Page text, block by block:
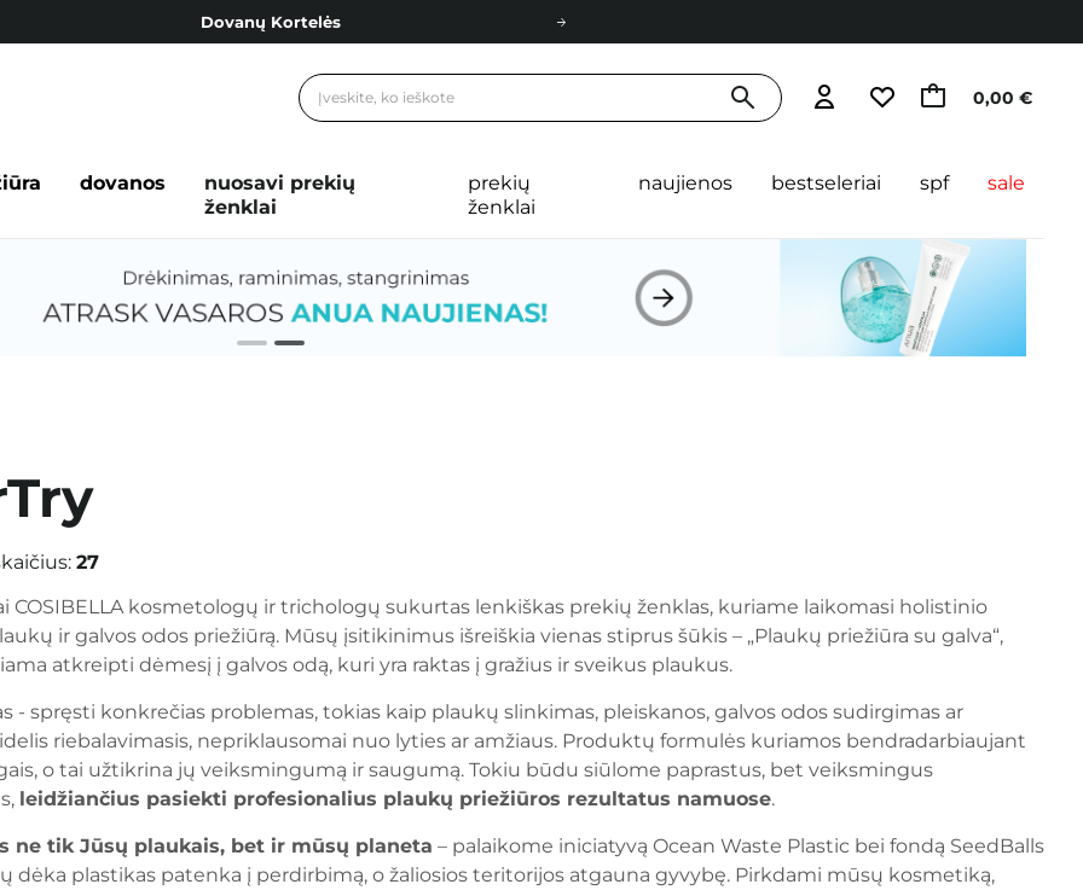
Cosibella lojalumo programa
Dovanų Kortelės
Nemokamas pristatymas nuo 40,00 €
0,00 €
dovanos
nuosavi prekių
ženklai
prekių
ženklai
naujienos bestseleriai spf sale
27
COSIBELLA kosmetologų ir trichologų sukurtas lenkiškas prekių ženklas, kuriame laikomasi holistinio
ir galvos odos priežiūrą. Mūsų įsitikinimus išreiškia vienas stiprus šūkis – „Plaukų priežiūra su galva“,
atkreipti dėmesį į galvos odą, kuri yra raktas į gražius ir sveikus plaukus.
- spręsti konkrečias problemas, tokias kaip plaukų slinkimas, pleiskanos, galvos odos sudirgimas ar
riebalavimasis, nepriklausomai nuo lyties ar amžiaus. Produktų formulės kuriamos bendradarbiaujant
o tai užtikrina jų veiksmingumą ir saugumą. Tokiu būdu siūlome paprastus, bet veiksmingus
leidžiančius pasiekti profesionalius plaukų priežiūros rezultatus namuose.
ne tik Jūsų plaukais, bet ir mūsų planeta – palaikome iniciatyvą Ocean Waste Plastic bei fondą SeedBalls
dėka plastikas patenka į perdirbimą, o žaliosios teritorijos atgauna gyvybę. Pirkdami mūsų kosmetiką,